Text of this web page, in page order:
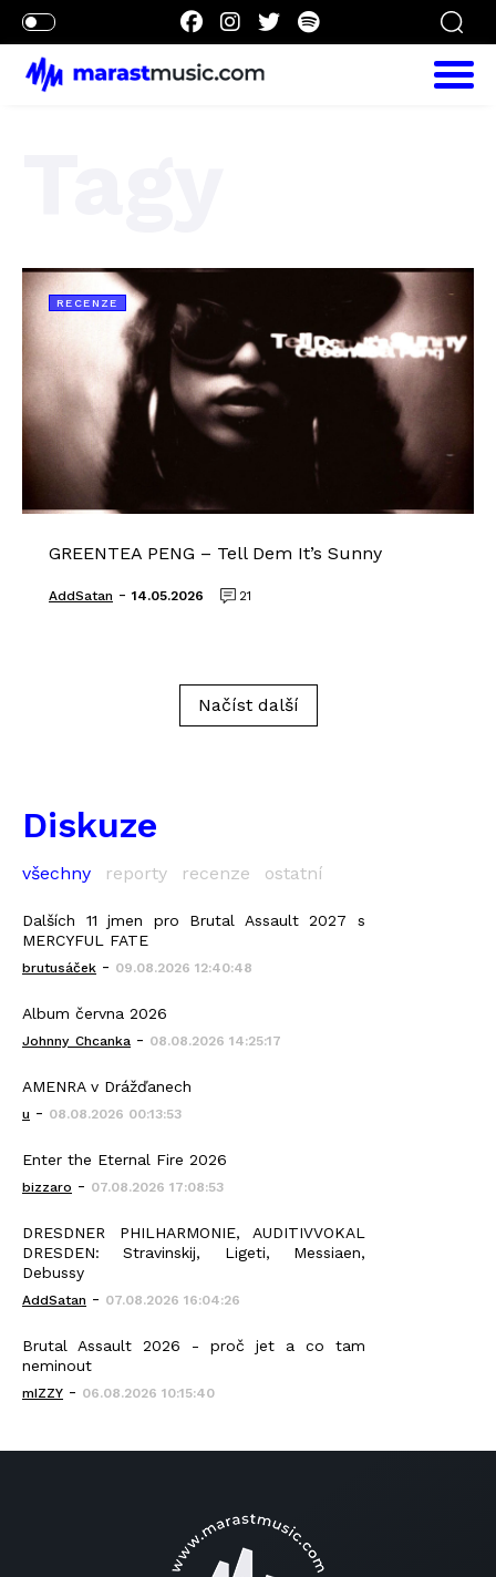
RECENZE
GREENTEA PENG – Tell Dem It’s Sunny
AddSatan - 14.05.2026 21
Načíst další
Diskuze
všechny reporty recenze ostatní
Dalších 11 jmen pro Brutal Assault 2027 s
MERCYFUL FATE
brutusáček - 09.08.2026 12:40:48
Album června 2026
Johnny_Chcanka - 08.08.2026 14:25:17
AMENRA v Drážďanech
u - 08.08.2026 00:13:53
Enter the Eternal Fire 2026
bizzaro - 07.08.2026 17:08:53
DRESDNER PHILHARMONIE, AUDITIVVOKAL
DRESDEN: Stravinskij, Ligeti, Messiaen,
Debussy
AddSatan - 07.08.2026 16:04:26
Brutal Assault 2026 - proč jet a co tam
neminout
mIZZY - 06.08.2026 10:15:40